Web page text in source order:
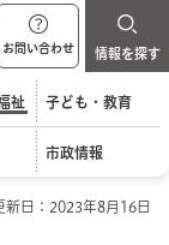
お問い合わせ 情報を探す
祉 子ども・教育
市政情報
新日：2023年8月16日